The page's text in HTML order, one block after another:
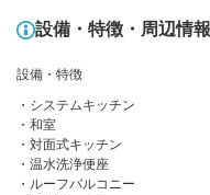
設備・特徴・周辺情報
設備・特徴
システムキッチン
和室
対面式キッチン
温水洗浄便座
ルーフバルコニー